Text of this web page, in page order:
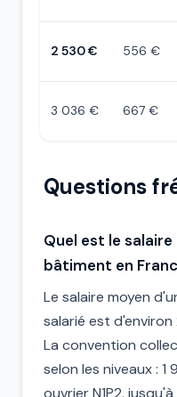
2 530 € 556 €
3 036 € 667 €
Questions
Quel est le
bâtiment en
Le salaire moyen
salarié est
La convention
selon les niveaux :
ouvrier N1P2,